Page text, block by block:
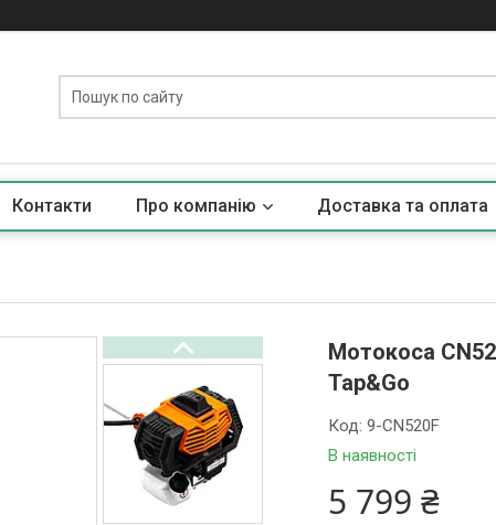
Контакти Про компанію Доставка та оплата
Мотокоса
Tap&Go
В наявності
Код:9-CN520F
5 799 ₴